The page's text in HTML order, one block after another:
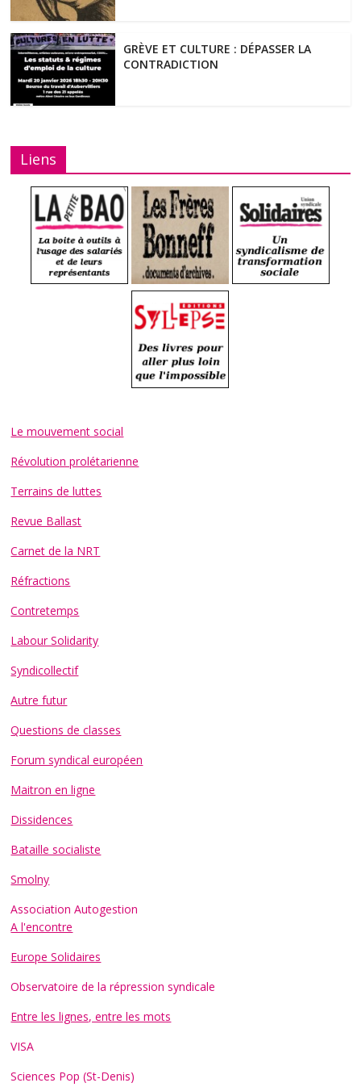
GRÈVE ET CULTURE : DÉPASSER LA
CONTRADICTION
Liens
Le mouvement social
Révolution prolétarienne
Terrains de luttes
Revue Ballast
Carnet de la NRT
Réfractions
Contretemps
Labour Solidarity
Syndicollectif
Autre futur
Questions de classes
Forum syndical européen
Maitron en ligne
Dissidences
Bataille socialiste
Smolny
Association Autogestion
A l'encontre
Europe Solidaires
Observatoire de la répression syndicale
Entre les lignes, entre les mots
VISA
Sciences Pop (St-Denis)